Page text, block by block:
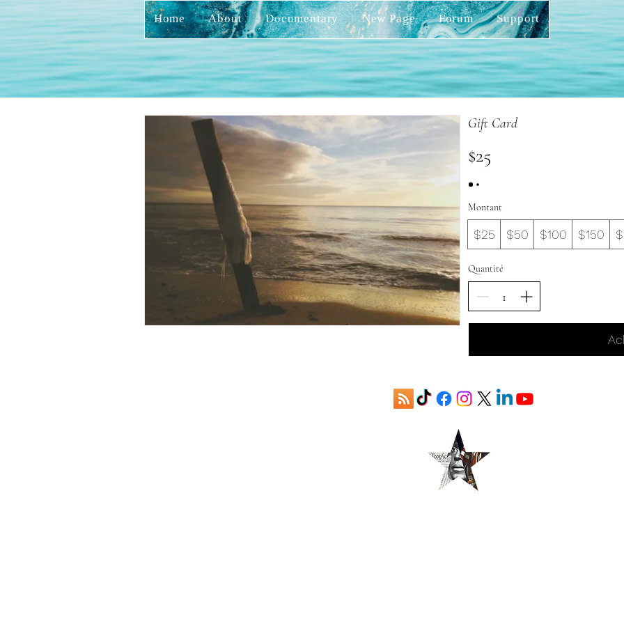
Home About Documentary New Page Forum Support
Gift Card
$25
Montant
$25 $50 $100 $150
Quantité